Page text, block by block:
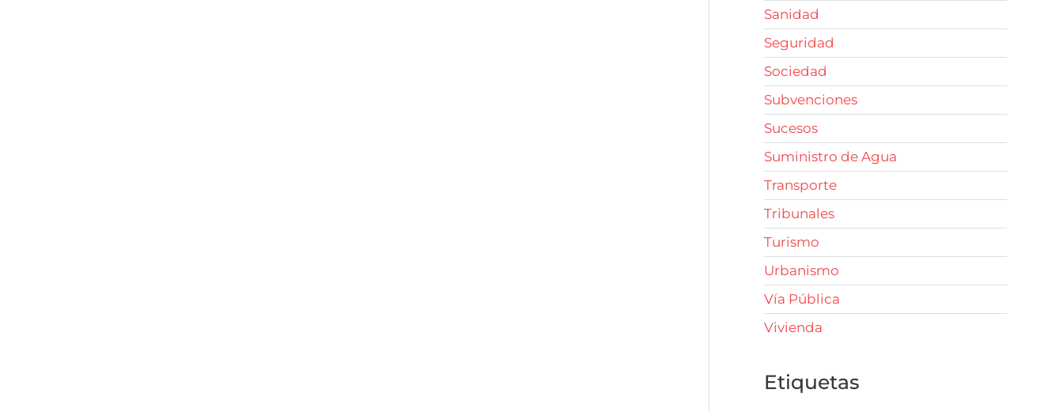
Sanidad
Seguridad
Sociedad
Subvenciones
Sucesos
Suministro de Agua
Transporte
Tribunales
Turismo
Urbanismo
Vía Pública
Vivienda
Etiquetas